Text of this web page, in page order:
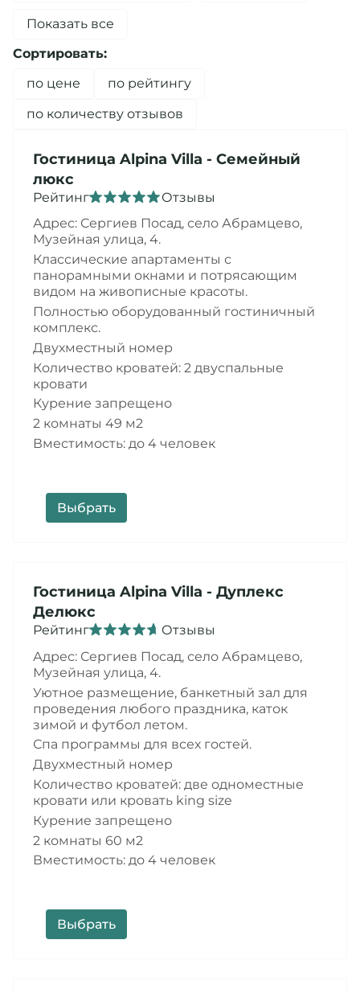
Показать все
Сортировать:
по цене
по рейтингу
по количеству отзывов
Гостиница Alpina Villa - Семейный
люкс
Рейтинг
Отзывы
Адрес: Сергиев Посад, село Абрамцево,
Музейная улица, 4.
Классические апартаменты с
панорамными окнами и потрясающим
видом на живописные красоты.
Полностью оборудованный гостиничный
комплекс.
Двухместный номер
Количество кроватей: 2 двуспальные
кровати
Курение запрещено
2 комнаты 49 м2
Вместимость: до 4 человек
Выбрать
Гостиница Alpina Villa - Дуплекс
Делюкс
Рейтинг
Отзывы
Адрес: Сергиев Посад, село Абрамцево,
Музейная улица, 4.
Уютное размещение, банкетный зал для
проведения любого праздника, каток
зимой и футбол летом.
Спа программы для всех гостей.
Двухместный номер
Количество кроватей: две одноместные
кровати или кровать king size
Курение запрещено
2 комнаты 60 м2
Вместимость: до 4 человек
Выбрать
Подробнее